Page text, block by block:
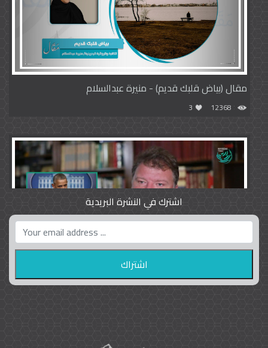
مقال (بياض قلبك قديم) - منيرة عبدالسلام
12368
3
واشنطن بوست واللوبي المزدوج
9792
اشترك في النشرة البريدية